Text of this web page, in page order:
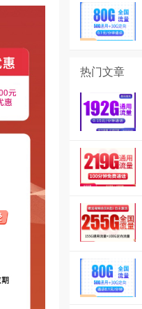
热门文章